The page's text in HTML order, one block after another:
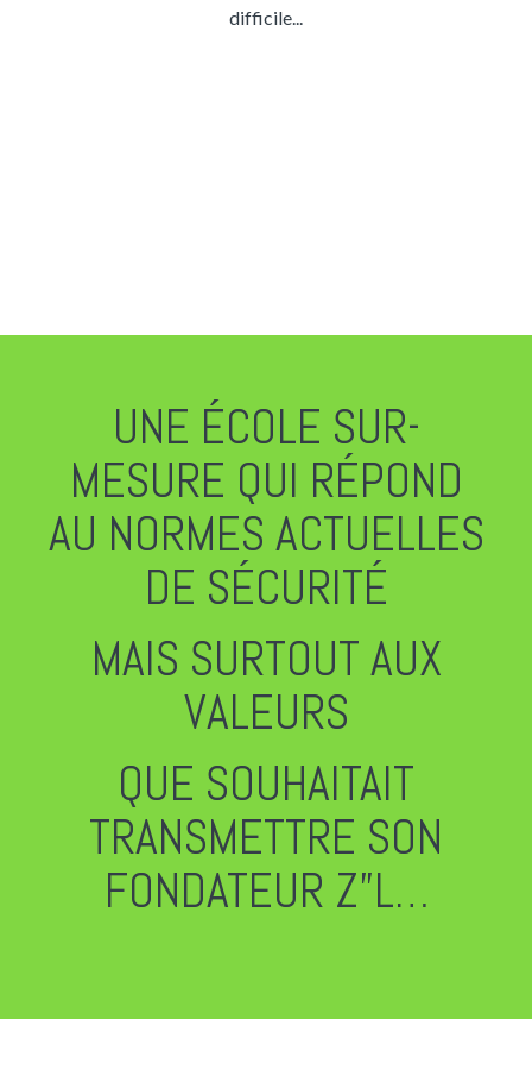
difficile...
UNE ÉCOLE SUR-
MESURE QUI RÉPOND
AU NORMES ACTUELLES
DE SÉCURITÉ
MAIS SURTOUT AUX
VALEURS
QUE SOUHAITAIT
TRANSMETTRE SON
FONDATEUR Z”L…